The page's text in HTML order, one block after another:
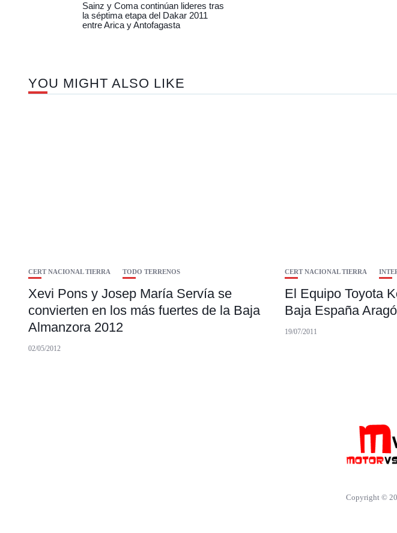
Sainz y Coma continúan lideres tras
la séptima etapa del Dakar 2011
entre Arica y Antofagasta
YOU MIGHT ALSO LIKE
CERT NACIONAL TIERRA TODO TERRENOS
Xevi Pons y Josep María Servía se
convierten en los más fuertes de la Baja
Almanzora 2012
02/05/2012
CERT NACIONAL TIERRA
El Equipo Toyota
Baja España
19/07/2011
Copyright ©